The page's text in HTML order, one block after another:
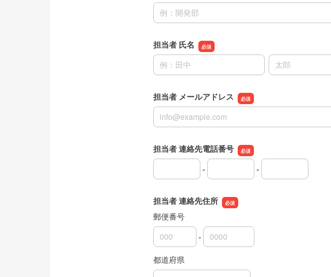
担当者 部署名
担当者 氏名
名前の姓
名前の名
担当者 メールアドレス
担当者 メールアドレス
担当者 連絡先電話番号
担当者 連絡先電話番号の市外局番
-
担当者 連絡先電話番号の市内局番
-
担当者 連絡先電話番号の加入者番号
担当者 連絡先住所
郵便番号
郵便番号の上3桁
-
郵便番号の下4桁
都道府県